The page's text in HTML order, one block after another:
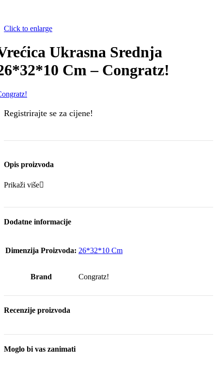
Click to enlarge
Ukrasna Srednja
Cm – Congratz!
Registrirajte se za cijene!
Opis proizvoda
Prikaži više
Dodatne informacije
Dimenzija Proizvoda: 26*32*10 Cm
Brand Congratz!
Recenzije proizvoda
Moglo bi vas zanimati